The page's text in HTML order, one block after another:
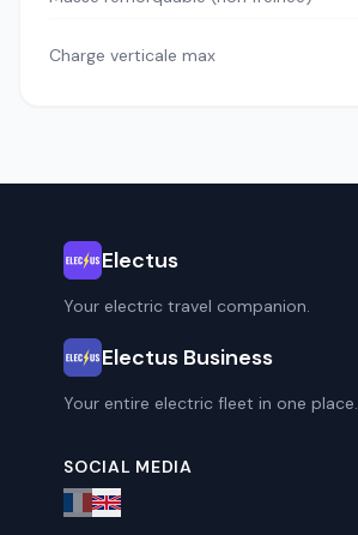
Charge verticale max
Electus
Your electric travel companion.
Electus Business
Your entire electric fleet in one place.
SOCIAL MEDIA